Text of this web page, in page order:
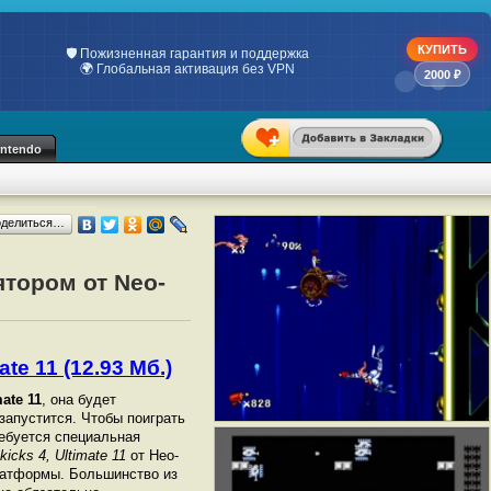
💯 Только индивидуальные ключи
📋 Официальный чек по 54-ФЗ
КУПИТЬ
2000 ₽
от Neo-
11 (12.93 Мб.)
11, она будет
Чтобы поиграть
специальная
4, Ultimate 11 от Нео-
Большинство из